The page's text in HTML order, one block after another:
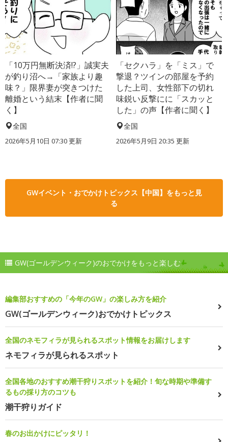
「10万円無断決済!?」誠実夫
が釣り沼へ→「家族より趣
味？」限界妻が突きつけた
離婚という結末【作者に聞
く】
全国
2026年5月10日 07:30 更新
「セクハラ」を「ミス」で
撃退？ツインの部屋を予約
した上司、女性部下の切れ
味鋭い反撃にに「スカッと
した」の声【作者に聞く】
全国
2026年5月9日 20:35 更新
GWイベント・おでかけトピックス【中国】をもっと見
る
GW(ゴールデンウィーク)のおでかけをもっと楽しむ
編集部おすすめの「今年のGW」の楽しみ方を紹介
GW(ゴールデンウィーク)おでかけトピックス
全国のネモフィラが見られるスポット情報をお届けします
ネモフィラが見られるスポット
全国各地のおすすめ潮干狩りスポットを紹介！旬な時期や準備す
るもの採り方のコツも
潮干狩りガイド
春のお出かけにピッタリ！